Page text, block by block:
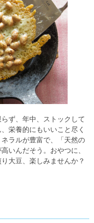
ず、年中、ストックして
栄養的にもいいこと尽く
ラルが豊富で、「天然の
いんだそう。おやつに、
大豆、楽しみませんか？